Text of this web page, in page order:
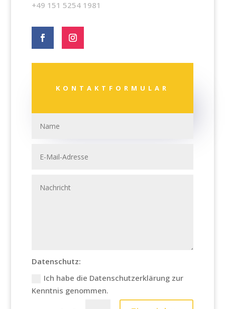
+49 151 5254 1981
KONTAKTFORMULAR
Datenschutz:
Ich habe die Datenschutzerklärung zur
Kenntnis genommen.